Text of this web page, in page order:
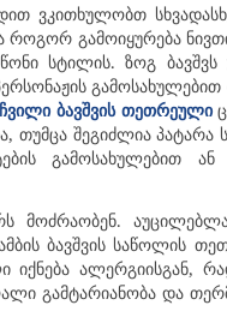
ვკითხულობთ
როგორ გამოიყურება
სტილის. ზოგ
ჩვილი ბავშვის თეთრეული
თუმცა შეგიძლია პატარა
გამოსახულებით
მოძრაობენ.
ბავშვის საწოლის
იქნება ალერგიისგან,
გამტარიანობა და